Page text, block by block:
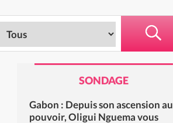
SONDAGE
Gabon : Depuis son ascension au
pouvoir, Oligui Nguema vous